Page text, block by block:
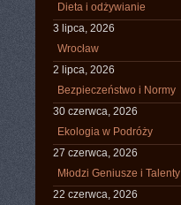
Dieta i odżywianie
3 lipca, 2026
Wrocław
2 lipca, 2026
Bezpieczeństwo i Normy
30 czerwca, 2026
Ekologia w Podróży
27 czerwca, 2026
Młodzi Geniusze i Talenty
22 czerwca, 2026